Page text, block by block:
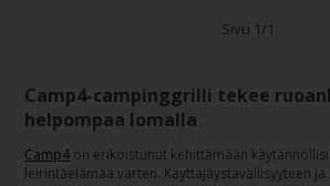
Sivu 1/1
Camp4-campinggrilli tekee
helpompaa lomalla
Camp4 on erikoistunut kehittämään
leirintäelämää varten. Käyttäjäystävällisyyteen ja